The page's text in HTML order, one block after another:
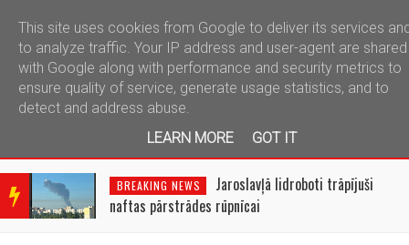
telegram
BRE
AKIN
NEW
BREAKING NEWS
Jaroslavļā lidroboti trāpījuši
naftas pārstrādes rūpnīcai
This site uses cookies from Google to deliver its services
to analyze traffic. Your IP address and user-agent are shared
with Google along with performance and security metrics to
ensure quality of service, generate usage statistics, and to
detect and address abuse.
LEARN MORE
GOT IT